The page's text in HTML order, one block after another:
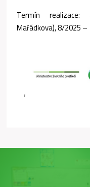
Termín
Mařádkova), 8/2025